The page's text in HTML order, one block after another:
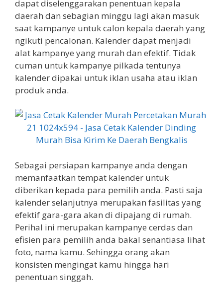
dapat diselenggarakan penentuan kepala
daerah dan sebagian minggu lagi akan masuk
saat kampanye untuk calon kepala daerah yang
ngikuti pencalonan. Kalender dapat menjadi
alat kampanye yang murah dan efektif. Tidak
cuman untuk kampanye pilkada tentunya
kalender dipakai untuk iklan usaha atau iklan
produk anda.
Sebagai persiapan kampanye anda dengan
memanfaatkan tempat kalender untuk
diberikan kepada para pemilih anda. Pasti saja
kalender selanjutnya merupakan fasilitas yang
efektif gara-gara akan di dipajang di rumah.
Perihal ini merupakan kampanye cerdas dan
efisien para pemilih anda bakal senantiasa lihat
foto, nama kamu. Sehingga orang akan
konsisten mengingat kamu hingga hari
penentuan singgah.